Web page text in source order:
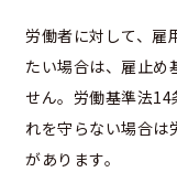
労働者に対して、雇
たい場合は、雇止め
せん。労働基準法
れを守らない場合は
があります。